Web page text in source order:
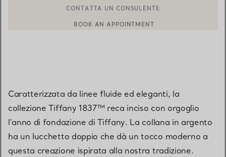
Caratterizzata da linee fluide ed eleganti, la
collezione Tiffany 1837™ reca inciso con orgoglio
l’anno di fondazione di Tiffany. La collana in argento
ha un lucchetto doppio che dà un tocco moderno a
questa creazione ispirata alla nostra tradizione.